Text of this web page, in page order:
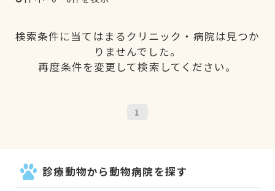
検索条件に当てはまるクリニック・病院は見つか
りませんでした。
再度条件を変更して検索してください。
1
診療動物から動物病院を探す